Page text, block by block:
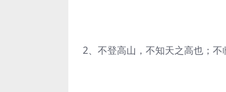
2、不登高山，不知天之高也；